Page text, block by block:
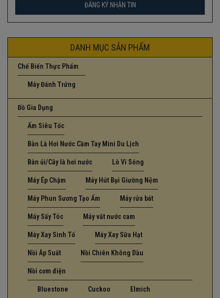
DANH MỤC SẢN PHẨM
Chế Biến Thực Phẩm
Máy Đánh Trứng
Đồ Gia Dụng
Ấm Siêu Tốc
Bàn Là Hơi Nước Cầm Tay Mini Du Lịch
Bàn ủi/Cây là hơi nước Lò Vi Sóng
Máy Ép Chậm Máy Hút Bụi Giường Nệm
Máy Phun Sương Tạo Ẩm Máy rửa bát
Máy Sấy Tóc Máy vắt nước cam
Máy Xay Sinh Tố Máy Xay Sữa Hạt
Nồi Áp Suất Nồi Chiên Không Dầu
Nồi cơm điện
Bluestone Cuckoo Elmich